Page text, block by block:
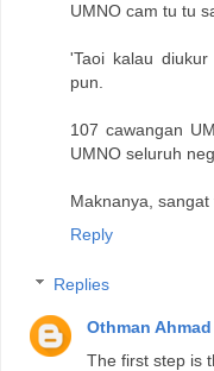
UMNO cam tu tu
'Taoi kalau
pun.
107 cawangan
UMNO seluruh
Maknanya,
Reply
Replies
Othman Ahmad
The first step is